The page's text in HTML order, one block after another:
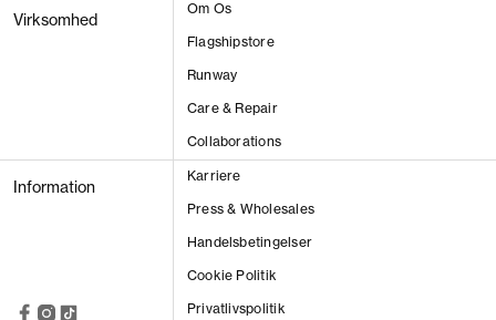
Virksomhed
Om Os
Flagshipstore
Runway
Care & Repair
Collaborations
Information
Karriere
Press & Wholesales
Handelsbetingelser
Cookie Politik
Privatlivspolitik
VIS RESULTAT